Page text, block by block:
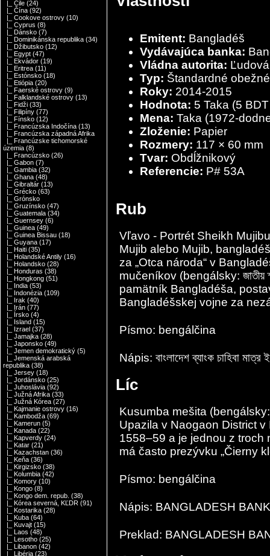
|_ Čile (24)
|_ Čína (92)
|_ Cookove ostrovy (10)
|_ Cyprus (8)
|_ Dánsko (7)
|_ Dominikánska republika (34)
|_ Džibutsko (12)
|_ Egypt (47)
|_ Ekvádor (19)
|_ Eritrea (11)
|_ Estónsko (18)
|_ Etiópia (20)
|_ Faerské ostrovy (9)
|_ Falklandské ostrovy (13)
|_ Fidži (33)
|_ Filipíny (77)
|_ Fínsko (12)
|_ Francúzska Indočína (13)
|_ Francúzska západná Afrika
|_ Francúzske tichomorské
územia (8)
|_ Francúzsko (26)
|_ Gabon (7)
|_ Gambia (32)
|_ Ghana (48)
|_ Gibraltár (13)
|_ Grécko (63)
|_ Grónsko
|_ Gruzínsko (47)
|_ Guatemala (34)
|_ Guernsey (6)
|_ Guinea (49)
|_ Guinea Bissau (18)
|_ Guyana (17)
|_ Haiti (35)
|_ Holandské Antily (16)
|_ Holandsko (28)
|_ Honduras (38)
|_ Hongkong (51)
|_ India (53)
|_ Indonézia (109)
|_ Irak (40)
|_ Irán (77)
|_ Írsko (4)
|_ Island (15)
|_ Izrael (37)
|_ Jamajka (28)
|_ Japonsko (49)
|_ Jemen demokratický (5)
|_ Jemenská arabská
republika (38)
|_ Jersey (18)
|_ Jordánsko (25)
|_ Juhoslávia (92)
|_ Južná Afrika (33)
|_ Južná Kórea (27)
|_ Kajmanie ostrovy (16)
|_ Kambodža (69)
|_ Kamerun (5)
|_ Kanada (22)
|_ Kapverdy (24)
|_ Katar (21)
|_ Kazachstan (36)
|_ Keňa (36)
|_ Kirgizsko (38)
|_ Kolumbia (42)
|_ Komory (10)
|_ Kongo (8)
|_ Kongo dem. repub. (38)
|_ Kórea severná, KĽDR (91)
|_ Kostarika (28)
|_ Kuba (64)
|_ Kuvajt (15)
|_ Laos (48)
|_ Lesotho (25)
|_ Libanon (42)
|_ Libéria (23)
Emitent: Bangladéš
Vydávajúca banka:
Vládna autorita:
Typ: Štandardné
Roky: 2014-2015
Hodnota: 5 Taka (5 BDT
Mena: Taka (1972-
Zloženie: Papier
Rozmery: 117 × 60 mm
Tvar: Obdĺžnikový
Referencie: P# 53A
Rub
Vľavo - Portrét Sheikh
Mujib alebo Mujib,
za „Otca národa“ v
mučeníkov (bengálsky:
pamätník Bangladéša,
Bangladéšskej vojne za
Písmo: bengálčina
Nápis: বাংলাদেশ ব্যাংক চাহিবা মাত্র
Líc
Kusumba mešita (bengálsky:
Upazila v Naogaon District
1558–59 a je jednou z troch
má často prezývku „Čierny
Písmo: bengálčina
Nápis: BANGLADESH BANK
Preklad: BANGLADESH